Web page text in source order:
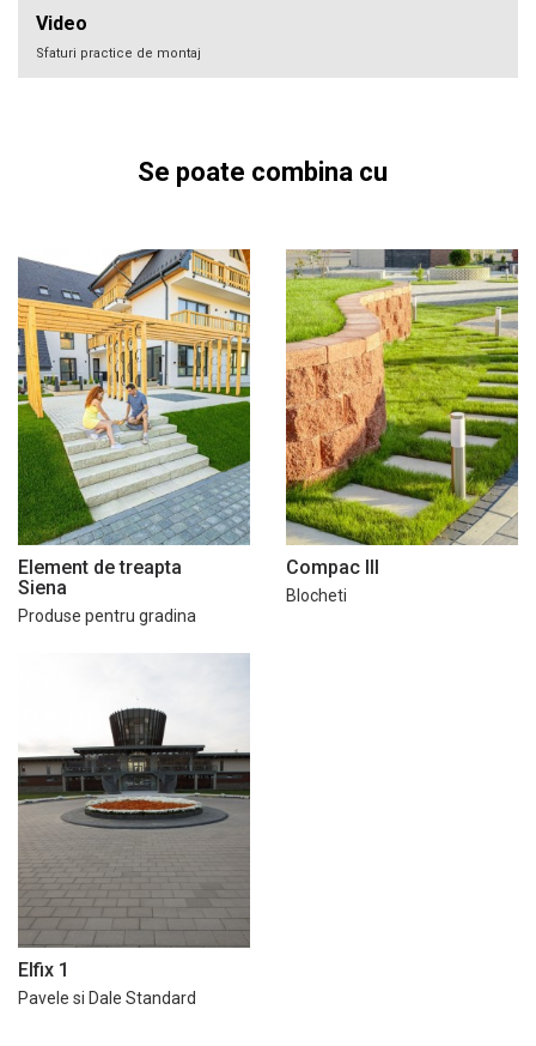
Video
Sfaturi practice de montaj
Se poate combina cu
Element de treapta
Siena
Produse pentru gradina
Compac III
Blocheti
Elfix 1
Pavele si Dale Standard